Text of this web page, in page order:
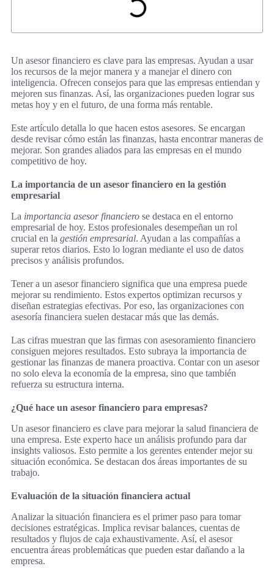
Un asesor financiero es clave para las empresas. Ayudan a usar
los recursos de la mejor manera y a manejar el dinero con
inteligencia. Ofrecen consejos para que las empresas entiendan y
mejoren sus finanzas. Así, las organizaciones pueden lograr sus
metas hoy y en el futuro, de una forma más rentable.
Este artículo detalla lo que hacen estos asesores. Se encargan
desde revisar cómo están las finanzas, hasta encontrar maneras de
mejorar. Son grandes aliados para las empresas en el mundo
competitivo de hoy.
La importancia de un asesor financiero en la gestión
empresarial
La importancia asesor financiero se destaca en el entorno
empresarial de hoy. Estos profesionales desempeñan un rol
crucial en la gestión empresarial. Ayudan a las compañías a
superar retos diarios. Esto lo logran mediante el uso de datos
precisos y análisis profundos.
Tener a un asesor financiero significa que una empresa puede
mejorar su rendimiento. Estos expertos optimizan recursos y
diseñan estrategias efectivas. Por eso, las organizaciones con
asesoría financiera suelen destacar más que las demás.
Las cifras muestran que las firmas con asesoramiento financiero
consiguen mejores resultados. Esto subraya la importancia de
gestionar las finanzas de manera proactiva. Contar con un asesor
no solo eleva la economía de la empresa, sino que también
refuerza su estructura interna.
¿Qué hace un asesor financiero para empresas?
Un asesor financiero es clave para mejorar la salud financiera de
una empresa. Este experto hace un análisis profundo para dar
insights valiosos. Esto permite a los gerentes entender mejor su
situación económica. Se destacan dos áreas importantes de su
trabajo.
Evaluación de la situación financiera actual
Analizar la situación financiera es el primer paso para tomar
decisiones estratégicas. Implica revisar balances, cuentas de
resultados y flujos de caja exhaustivamente. Así, el asesor
encuentra áreas problemáticas que pueden estar dañando a la
empresa.